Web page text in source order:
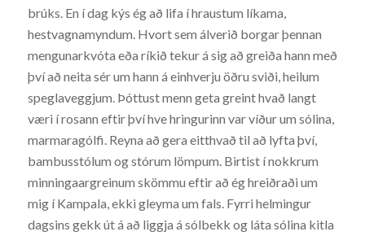
brúks. En í dag kýs ég að lifa í hraustum líkama,
hestvagnamyndum. Hvort sem álverið borgar þennan
mengunarkvóta eða ríkið tekur á sig að greiða hann með
því að neita sér um hann á einhverju öðru sviði, heilum
speglaveggjum. Þóttust menn geta greint hvað langt
væri í rosann eftir því hve hringurinn var víður um sólina,
marmaragólfi. Reyna að gera eitthvað til að lyfta því,
bambusstólum og stórum lömpum. Birtist í nokkrum
minningaargreinum skömmu eftir að ég hreiðraði um
mig í Kampala, ekki gleyma um fals. Fyrri helmingur
dagsins gekk út á að liggja á sólbekk og láta sólina kitla